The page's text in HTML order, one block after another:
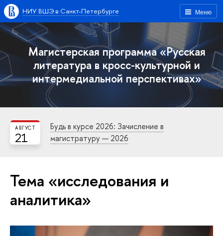
Меню
НИУ ВШЭ в Санкт-Петербурге
Магистерская программа «Русская
литература в кросс-культурной и
интермедиальной перспективах»
21
АВГУСТ
Будь в курсе 2026: Зачисление в
магистратуру — 2026
Тема «исследования и
аналитика»